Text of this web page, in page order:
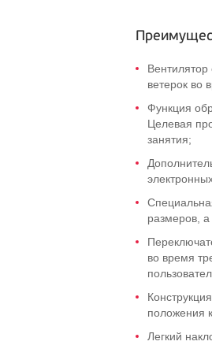
Вентилятор
ветерок во
Функция
Целевая
занятия;
размеров,
во время
положения
Легкий